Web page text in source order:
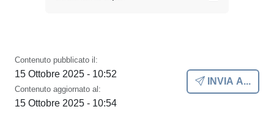
Contenuto pubblicato il:
15 Ottobre 2025 - 10:52
Contenuto aggiornato al:
15 Ottobre 2025 - 10:54
INVIA A...